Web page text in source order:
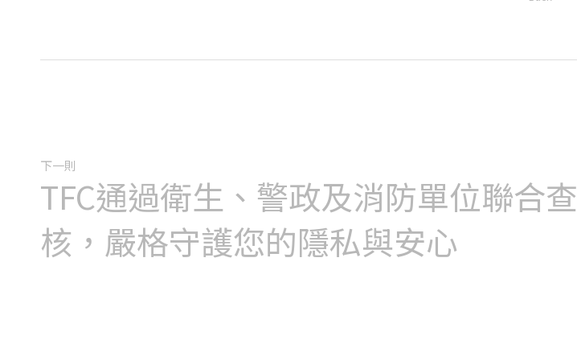
下一則
TFC通過衛生、警政及消防單位聯合查
核，嚴格守護您的隱私與安心